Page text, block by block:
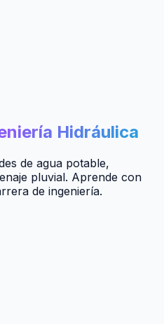
Hidráulica
de agua potable,
pluvial. Aprende con
de ingeniería.